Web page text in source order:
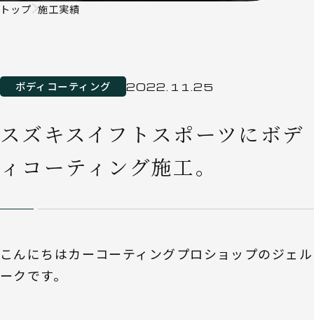
トップ 施工実績
ボディコーティング 2022.11.25
スズキスイフトスポーツにボデ
ィコーティング施工。
こんにちはカーコーティングプロショップのジェル
ークです。